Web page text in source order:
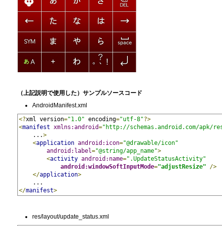
（上記説明で使用した）サンプルソースコード
AndroidManifest.xml
<?xml version="1.0" encoding="utf-8"?>
<manifest xmlns:android="http://schemas.android.com/apk/
...>
<application android:icon="@drawable/icon"
android:label="@string/app_name">
<activity android:name=".UpdateStatusActivity"
android:windowSoftInputMode="adjustResize"
/>
</application>
...
</manifest>
res/layout/update_status.xml